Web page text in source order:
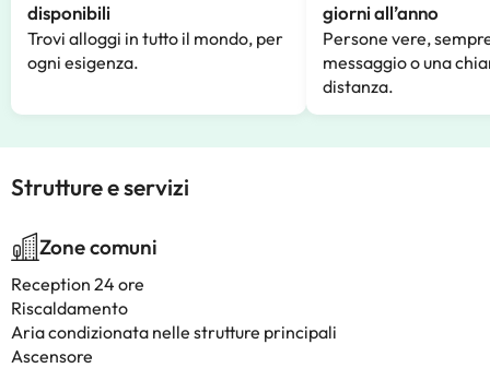
disponibili
Trovi alloggi in tutto il mondo, per
ogni esigenza.
giorni all’anno
Persone vere,
messaggio o una
distanza.
Strutture e servizi
Zone comuni
Reception 24 ore
Riscaldamento
Aria condizionata nelle strutture principali
Ascensore